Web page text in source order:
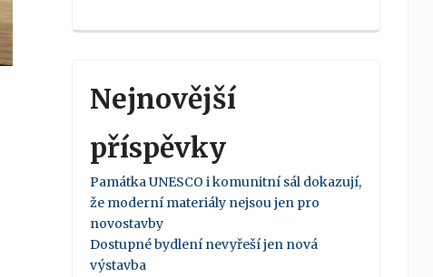
Nejnovější
příspěvky
Památka UNESCO i komunitní sál dokazují,
že moderní materiály nejsou jen pro
novostavby
Dostupné bydlení nevyřeší jen nová
výstavba